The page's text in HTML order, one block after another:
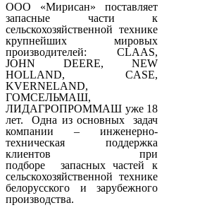
ООО «Мирисан» поставляет
запасные части к
сельскохозяйственной технике
крупнейших мировых
производителей: CLAAS,
JOHN DEERE, NEW
HOLLAND, CASE,
KVERNELAND,
ГОМСЕЛЬМАШ,
ЛИДАГРОПРОММАШ уже 18
лет. Одна из основных задач
компании – инженерно-
техническая поддержка
клиентов при
подборе запасных частей к
сельскохозяйственной технике
белорусского и зарубежного
производства.